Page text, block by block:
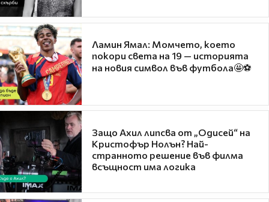
Ламин Ямал: Момчето, което
покори света на 19 — историята
на новия символ във футбола🤩⚽
Защо Ахил липсва от „Одисей“ на
Кристофър Нолън? Най-
странното решение във филма
всъщност има логика